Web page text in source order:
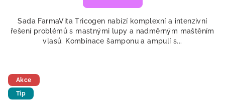
Sada FarmaVita Tricogen nabízí komplexní a intenzivní
řešení problémů s mastnými lupy a nadměrným maštěním
vlasů. Kombinace šamponu a ampulí s...
Akce
Tip